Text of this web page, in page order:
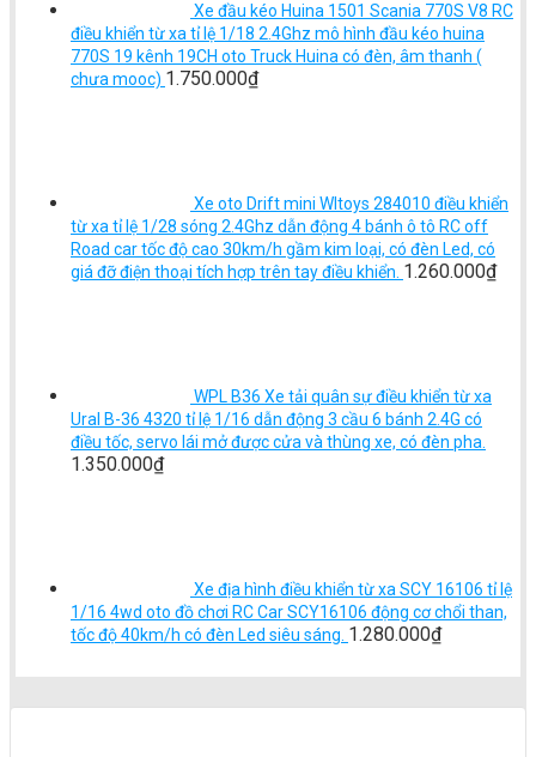
Xe đầu kéo Huina 1501 Scania 770S V8 RC
điều khiển từ xa tỉ lệ 1/18 2.4Ghz mô hình đầu kéo huina
770S 19 kênh 19CH oto Truck Huina có đèn, âm thanh (
chưa mooc) 1.750.000₫
Xe oto Drift mini Wltoys 284010 điều khiển
từ xa tỉ lệ 1/28 sóng 2.4Ghz dẫn động 4 bánh ô tô RC off
Road car tốc độ cao 30km/h gầm kim loại, có đèn Led, có
giá đỡ điện thoại tích hợp trên tay điều khiển. 1.260.000₫
WPL B36 Xe tải quân sự điều khiển từ xa
Ural B-36 4320 tỉ lệ 1/16 dẫn động 3 cầu 6 bánh 2.4G có
điều tốc, servo lái mở được cửa và thùng xe, có đèn pha.
1.350.000₫
Xe địa hình điều khiển từ xa SCY 16106 tỉ lệ
1/16 4wd oto đồ chơi RC Car SCY16106 động cơ chổi than,
tốc độ 40km/h có đèn Led siêu sáng. 1.280.000₫